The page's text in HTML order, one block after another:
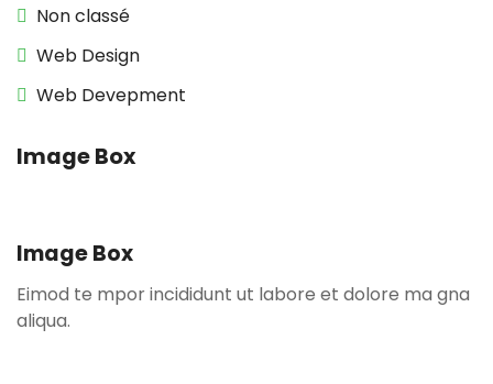
Non classé
Web Design
Web Devepment
Image Box
Image Box
Eimod te mpor incididunt ut labore et dolore ma gna
aliqua.